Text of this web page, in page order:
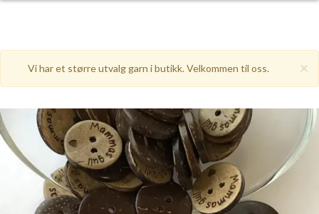
×
Vi har et større utvalg garn i butikk. Velkommen til oss.